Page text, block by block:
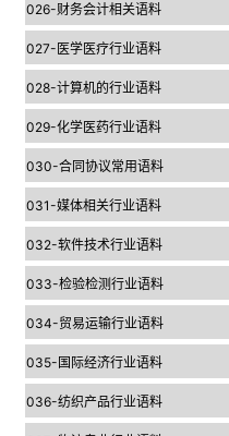
026-财务会计相关语料
027-医学医疗行业语料
028-计算机的行业语料
029-化学医药行业语料
030-合同协议常用语料
031-媒体相关行业语料
032-软件技术行业语料
033-检验检测行业语料
034-贸易运输行业语料
035-国际经济行业语料
036-纺织产品行业语料